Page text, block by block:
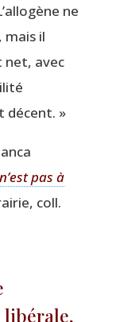
ne
, mais il
net, avec
décent. »
pas à
coll.